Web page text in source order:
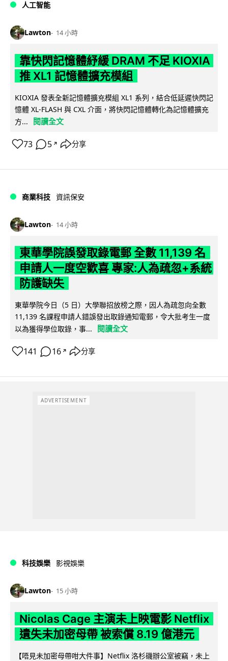
人工智能
Lawton 14 小時
靠快閃記憶體紓緩 DRAM 不足 KIOXIA
推 XL1 記憶體擴充模組
KIOXIA 發表全新記憶體擴充模組 XL1 系列，結合低延遲快閃記
憶體 XL-FLASH 與 CXL 介面，將快閃記憶體轉化為記憶體擴充
方...
閱讀全文
73 5 ↗ 分享
商業科技 資訊保安
Lawton 14 小時
東華學院誤發取錄電郵 全數 11,139 名
申請人一度空歡喜 專家:人為疏忽+系統
防護缺失
東華學院今日（5 日）大學聯招放榜之際，因人為疏忽向全數
11,139 名課程申請人錯誤發出取錄通知電郵，令大批考生一度
以為獲得學位取錄，事...
閱讀全文
141 16 ↗ 分享
ADVERTISEMENT
科技娛樂 影視娛樂
Lawton 15 小時
Nicolas Cage 主演未上映電影 Netflix
遺失未加密母帶 被索償 8.19 億港元
【唔見未加密母帶咁大件事】Netflix 洛杉磯辦公室被竊，未上